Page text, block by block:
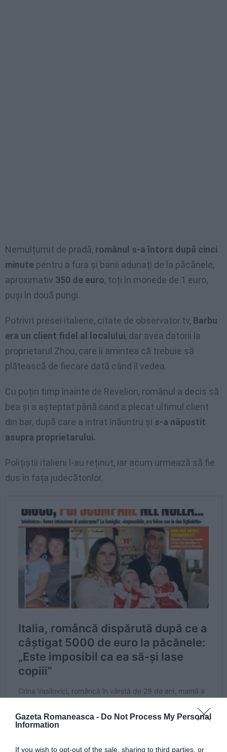
Gazeta Romaneasca - Do Not Process My Personal
Information
If you wish to opt-out of the sale, sharing to third parties, or
Nemulțumit de pradă, românul s-a întors după cinci
minute pentru a fura și banii adunați de la păcănele,
aproximativ 350 de euro, toți în monede de 1 euro,
puși în două pungi.
Potrivit presei italiene, citate de observator.tv, Barbu
era un client fidel al localului, dar avea datorii la
proprietarul Zhou, care îi amintea că trebuie să
plătească de fiecare dată când îl vedea.
Cu puțin timp înainte de Revelion, românul a decis să
bea și a așteptat până cand a plecat ultimul client
din bar, după care a intrat înăuntru și s-a năpustit
asupra proprietarului.
Polițiștii italieni l-au reținut, iar acum urmează să fie
dus în fața judecătorilor.